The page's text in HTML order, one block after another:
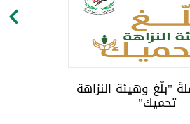
"بلّغ وهيئة النزاهة
تحميك"